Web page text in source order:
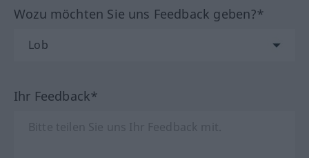
Wozu möchten Sie uns Feedback geben?*
Ihr Feedback*